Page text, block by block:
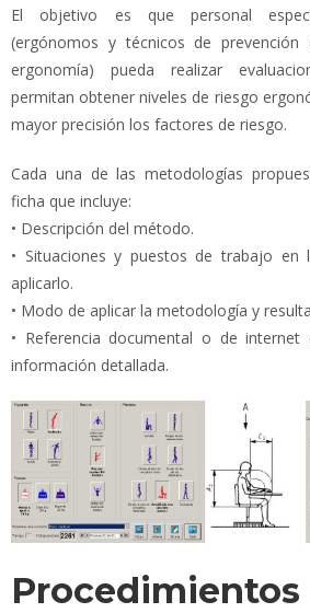
El objetivo es que personal
(ergónomos y técnicos de prevención
ergonomía) pueda realizar
permitan obtener niveles de riesgo
mayor precisión los factores de riesgo.
Cada una de las metodologías
ficha que incluye:
• Descripción del método.
• Situaciones y puestos de trabajo en
aplicarlo.
• Modo de aplicar la metodología y
• Referencia documental o de
información detallada.
Procedimientos